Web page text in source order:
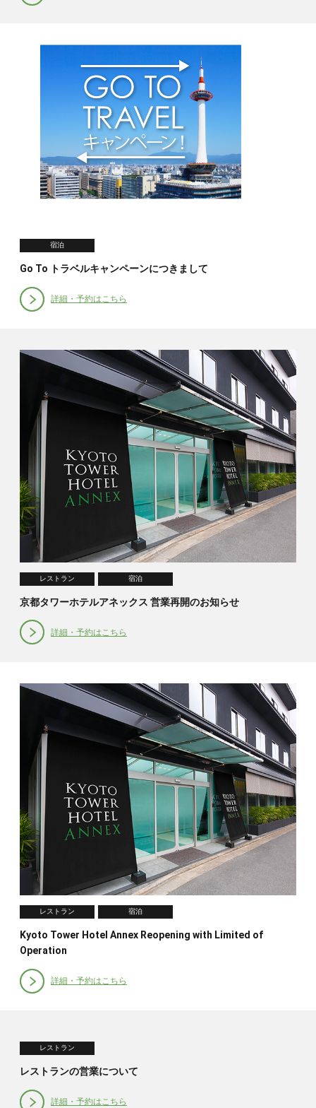
宿泊
Go To トラベルキャンペーンにつきまして
詳細・予約はこちら
レストラン 宿泊
京都タワーホテルアネックス 営業再開のお知らせ
詳細・予約はこちら
レストラン 宿泊
Kyoto Tower Hotel Annex Reopening with Limited of
Operation
詳細・予約はこちら
レストラン
レストランの営業について
詳細・予約はこちら